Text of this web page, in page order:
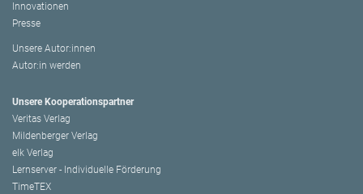
Innovationen
Presse
Unsere Autor:innen
Autor:in werden
Unsere Kooperationspartner
Veritas Verlag
Mildenberger Verlag
elk Verlag
Lernserver - Individuelle Förderung
TimeTEX